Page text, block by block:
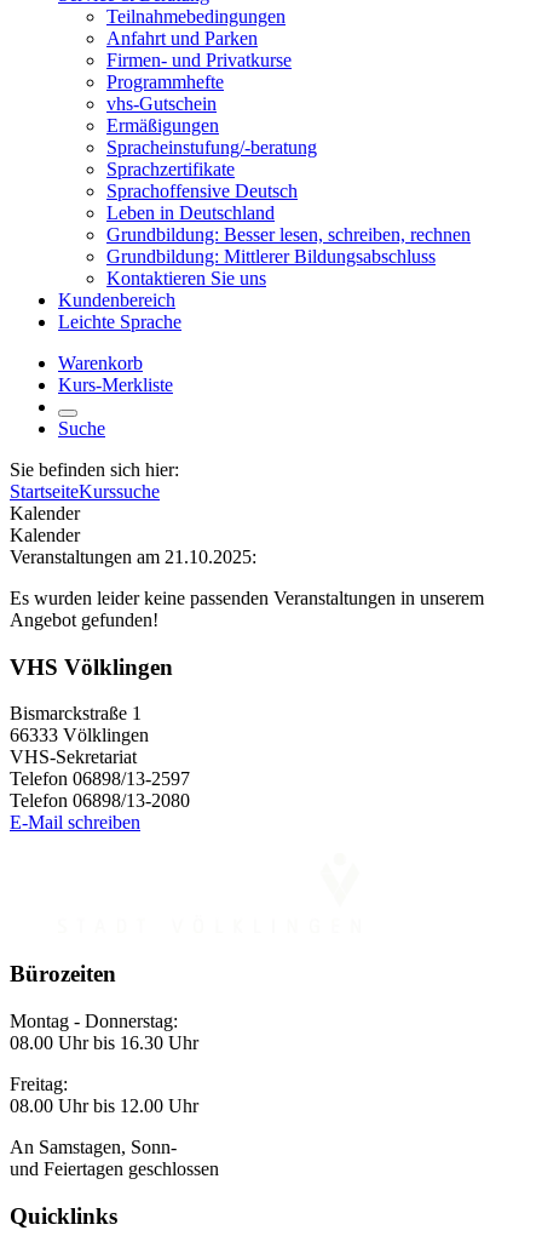
Teilnahmebedingungen
Anfahrt und Parken
Firmen- und Privatkurse
Programmhefte
vhs-Gutschein
Ermäßigungen
Spracheinstufung/-beratung
Sprachzertifikate
Sprachoffensive Deutsch
Leben in Deutschland
Grundbildung: Besser lesen, schreiben, rechnen
Grundbildung: Mittlerer Bildungsabschluss
Kontaktieren Sie uns
Kundenbereich
Leichte Sprache
Warenkorb
Kurs-Merkliste
Suche
Sie befinden sich hier:
StartseiteKurssuche
Kalender
Kalender
Veranstaltungen am 21.10.2025:
Es wurden leider keine passenden Veranstaltungen in unserem
Angebot gefunden!
VHS Völklingen
Bismarckstraße 1
66333 Völklingen
VHS-Sekretariat
Telefon 06898/13-2597
Telefon 06898/13-2080
E-Mail schreiben
Bürozeiten
Montag - Donnerstag:
08.00 Uhr bis 16.30 Uhr
Freitag:
08.00 Uhr bis 12.00 Uhr
An Samstagen, Sonn-
und Feiertagen geschlossen
Quicklinks